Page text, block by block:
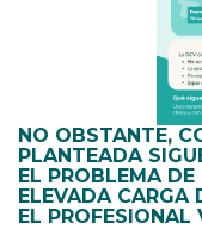
NO OBSTANTE,
PLANTEADA
EL PROBLEMA
ELEVADA CARGA
EL PROFESIONAL